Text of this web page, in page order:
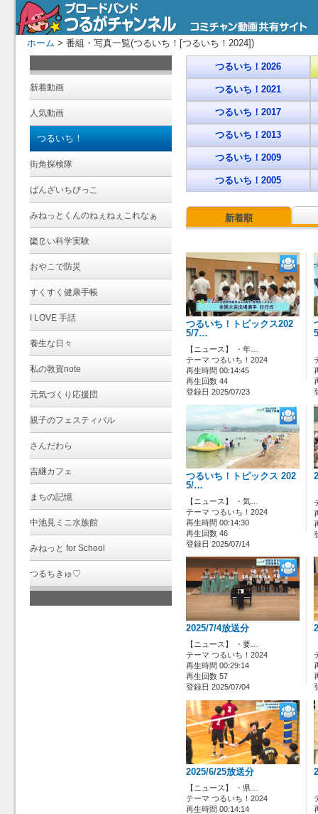
ホーム > 番組・写真一覧(つるいち！[つるいち！2024])
新着動画
人気動画
つるいち！
街角探検隊
ばんざいちびっこ
みねっとくんのねぇねぇこれなぁ
に？
楽しい科学実験
おやこで防災
すくすく健康手帳
I LOVE 手話
養生な日々
私の敦賀note
元気づくり応援団
親子のフェスティバル
さんだわら
吉継カフェ
まちの記憶
中池見ミニ水族館
みねっと for School
つるちきゅ♡
つるいち！2026
つるいち！2021
つるいち！2017
つるいち！2013
つるいち！2009
つるいち！2005
新着順
つるいち！トピックス202
5/7…
【ニュース】 ・年…
テーマ つるいち！2024
再生時間 00:14:45
再生回数 44
登録日 2025/07/23
つるいち！トピックス 202
5/…
【ニュース】 ・気…
テーマ つるいち！2024
再生時間 00:14:30
再生回数 46
登録日 2025/07/14
2025/7/4放送分
【ニュース】 ・要…
テーマ つるいち！2024
再生時間 00:29:14
再生回数 57
登録日 2025/07/04
2025/6/25放送分
【ニュース】 ・県…
テーマ つるいち！2024
再生時間 00:14:14